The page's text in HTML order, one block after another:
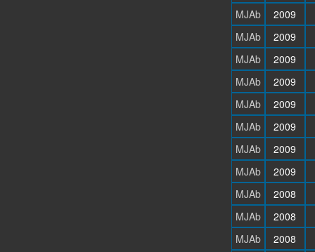
MJAb
2009
MJAb
2009
MJAb
2009
MJAb
2009
MJAb
2009
MJAb
2009
MJAb
2009
MJAb
2009
MJAb
2008
MJAb
2008
MJAb
2008